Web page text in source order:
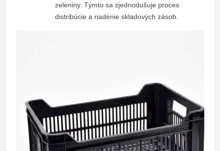
zeleniny. Týmto sa zjednodušuje proces
distribúcie a riadenie skladových zásob.